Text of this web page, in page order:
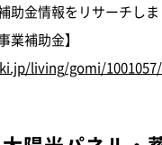
金情報をリサーチしま
業補助金】
living/gomi/1001057/